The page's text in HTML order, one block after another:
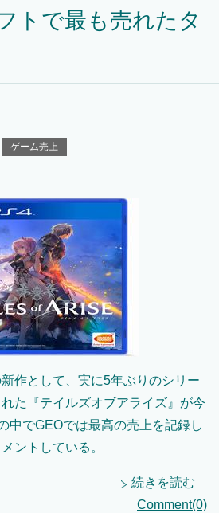
トで最も売れたタ
ゲーム売上
作として、実に5年ぶりのシリー
た『テイルズオブアライズ』が今
中でGEOでは最高の売上を記録し
ントしている。
続きを読む
Comment(0)